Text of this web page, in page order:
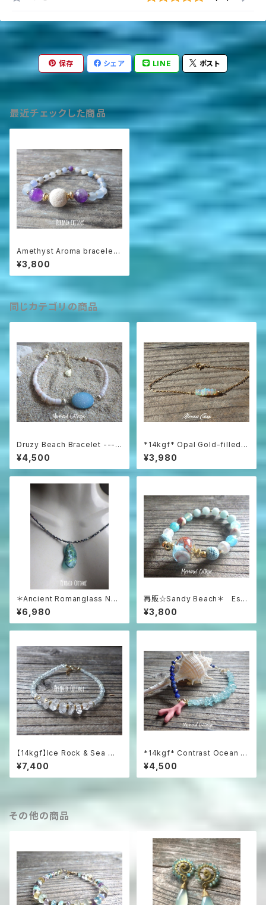
保存 シェア LINE ポスト
最近チェックした商品
Amethyst Aroma bracelet
☆ドラゴンアゲート☆アロマディ
フューザーブレスレット
¥3,800
同じカテゴリの商品
Druzy Beach Bracelet ---b
lue druzy & shell
¥4,500
*14kgf* Opal Gold-filled B
racelet
¥3,980
＊Ancient Romanglass Nec
klace3WAY☆ローマングラス
ブラックスピネルネックレス☆ユ
ニセックス☆
¥6,980
再販☆Sandy Beach＊ Ess
ential Oil Diffuser Bracelet
¥3,800
【14kgf】Ice Rock & Sea 氷
粒のハーキマー＆アクアマリン
ブレスレット
¥7,400
*14kgf* Contrast Ocean Br
acelet 海のコントラスト☆ハ
ーフ＆ハーフブレスレット
¥4,500
その他の商品